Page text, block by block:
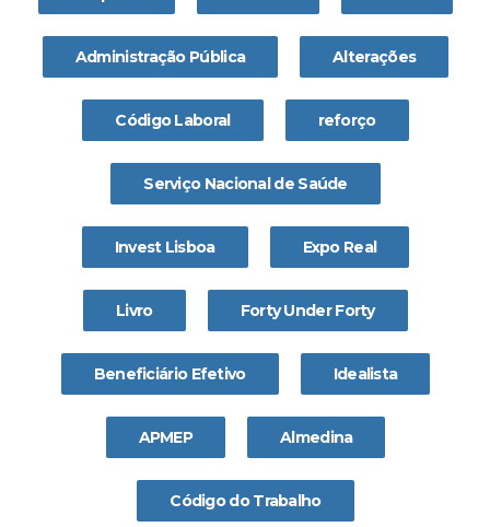
Administração Pública Alterações
Código Laboral reforço
Serviço Nacional de Saúde
Invest Lisboa Expo Real
Livro Forty Under Forty
Beneficiário Efetivo Idealista
APMEP Almedina
Código do Trabalho